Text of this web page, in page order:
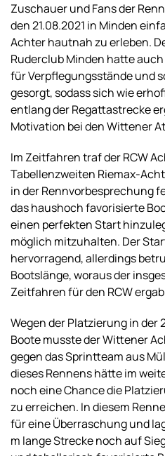
Zuschauer und Fans der
den 21.08.2021 in Minden
Achter hautnah zu erleben.
Ruderclub Minden hatte
für Verpflegungsstände und
gesorgt, sodass sich wie
entlang der Regattastrecke
Motivation bei den Wittener
Im Zeitfahren traf der RCW
Tabellenzweiten Riemax-
in der Rennvorbesprechung
das haushoch favorisierte
einen perfekten Start
möglich mitzuhalten. Der
hervorragend, allerdings
Bootslänge, woraus der
Zeitfahren für den RCW
Wegen der Platzierung in der
Boote musste der Wittener
gegen das Sprintteam aus
dieses Rennens hätte im
noch eine Chance die
zu erreichen. In diesem
für eine Überraschung und
m lange Strecke noch auf